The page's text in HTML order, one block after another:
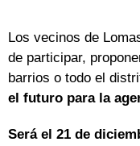
Los vecinos de
de participar,
barrios o todo el
el futuro para la
Será el 21 de